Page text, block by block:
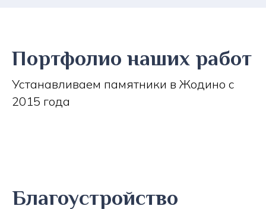
Портфолио наших работ
Устанавливаем памятники в Жодино с
2015 года
Благоустройство